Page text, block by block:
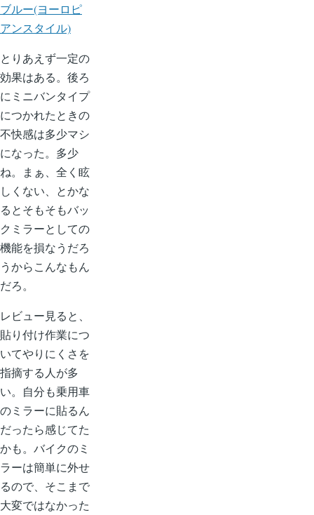
ブルー(ヨーロピ
アンスタイル)
とりあえず一定の
効果はある。後ろ
にミニバンタイプ
につかれたときの
不快感は多少マシ
になった。多少
ね。まぁ、全く眩
しくない、とかな
るとそもそもバッ
クミラーとしての
機能を損なうだろ
うからこんなもん
だろ。
レビュー見ると、
貼り付け作業につ
いてやりにくさを
指摘する人が多
い。自分も乗用車
のミラーに貼るん
だったら感じてた
かも。バイクのミ
ラーは簡単に外せ
るので、そこまで
大変ではなかった